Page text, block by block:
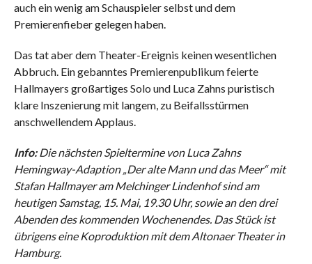
auch ein wenig am Schauspieler selbst und dem
Premierenfieber gelegen haben.
Das tat aber dem Theater-Ereignis keinen wesentlichen
Abbruch. Ein gebanntes Premierenpublikum feierte
Hallmayers großartiges Solo und Luca Zahns puristisch
klare Inszenierung mit langem, zu Beifallsstürmen
anschwellendem Applaus.
Info:Die nächsten Spieltermine von Luca Zahns
Hemingway-Adaption „Der alte Mann und das Meer“ mit
Stafan Hallmayer am Melchinger Lindenhof sind am
heutigen Samstag, 15. Mai, 19.30 Uhr, sowie an den drei
Abenden des kommenden Wochenendes. Das Stück ist
übrigens eine Koproduktion mit dem Altonaer Theater in
Hamburg.